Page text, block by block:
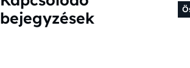
bejegyzések